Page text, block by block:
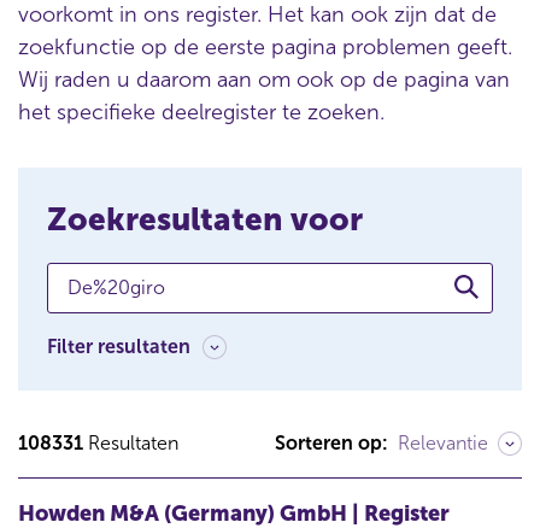
voorkomt in ons register. Het kan ook zijn dat de
zoekfunctie op de eerste pagina problemen geeft.
Wij raden u daarom aan om ook op de pagina van
het specifieke deelregister te zoeken.
Zoekresultaten voor
k
s
t
Zoeken
Filter resultaten
108331 Resultaten Sorteren op: Relevantie
Howden M&A (Germany) GmbH | Register